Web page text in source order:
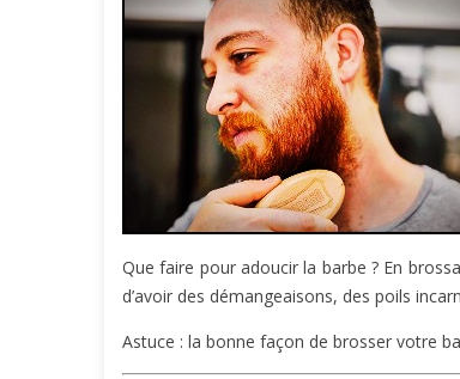
Que faire pour adoucir la barbe ? En
d’avoir des démangeaisons, des poils
Astuce : la bonne façon de brosser votre